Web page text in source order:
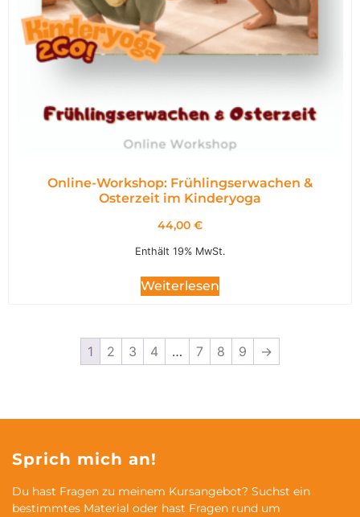
Online-Workshop: Frühlingserwachen &
Osterzeit im Kinderyoga
44,00 €
Enthält 19% MwSt.
Weiterlesen
1 2 3 4 … 7 8 9 →
Sprich mich an!
Du hast Fragen zu meinem Kursangebot? Suchst ein
bestimmtes Material oder hast Fragen rund um